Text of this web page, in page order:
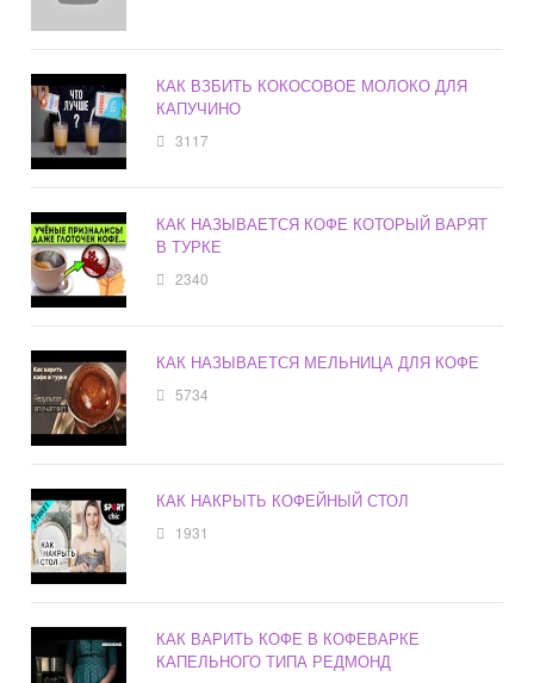
КАК ВЗБИТЬ КОКОСОВОЕ МОЛОКО ДЛЯ
КАПУЧИНО
3117
КАК НАЗЫВАЕТСЯ КОФЕ КОТОРЫЙ ВАРЯТ
В ТУРКЕ
2340
КАК НАЗЫВАЕТСЯ МЕЛЬНИЦА ДЛЯ КОФЕ
5734
КАК НАКРЫТЬ КОФЕЙНЫЙ СТОЛ
1931
КАК ВАРИТЬ КОФЕ В КОФЕВАРКЕ
КАПЕЛЬНОГО ТИПА РЕДМОНД